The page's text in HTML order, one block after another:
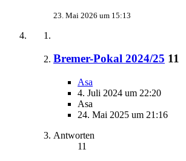
23. Mai 2026 um 15:13
Bremer-Pokal 2024/25 11
Asa
4. Juli 2024 um 22:20
Asa
24. Mai 2025 um 21:16
Antworten
11